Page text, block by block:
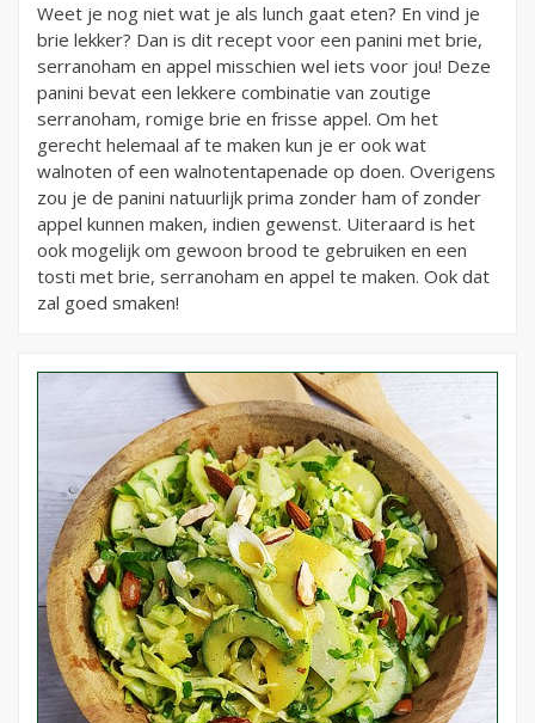
Weet je nog niet wat je als lunch gaat eten? En vind je
brie lekker? Dan is dit recept voor een panini met brie,
serranoham en appel misschien wel iets voor jou! Deze
panini bevat een lekkere combinatie van zoutige
serranoham, romige brie en frisse appel. Om het
gerecht helemaal af te maken kun je er ook wat
walnoten of een walnotentapenade op doen. Overigens
zou je de panini natuurlijk prima zonder ham of zonder
appel kunnen maken, indien gewenst. Uiteraard is het
ook mogelijk om gewoon brood te gebruiken en een
tosti met brie, serranoham en appel te maken. Ook dat
zal goed smaken!